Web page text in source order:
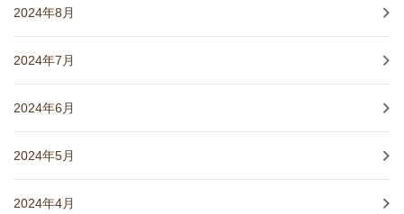
2024年8月
2024年7月
2024年6月
2024年5月
2024年4月